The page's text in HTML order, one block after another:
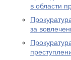
в области
за